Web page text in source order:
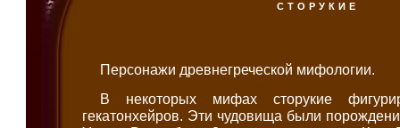
СТОРУКИЕ
Персонажи древнегреческой мифологии.
В некоторых мифах сторукие
гекатонхейров. Эти чудовища были